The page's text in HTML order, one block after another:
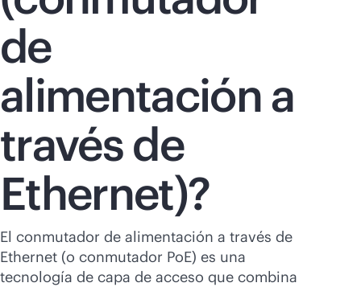
Comprar ahora
de
alimentación a
través de
Ethernet)?
El conmutador de alimentación a través de
Ethernet (o conmutador PoE) es una
tecnología de capa de acceso que combina